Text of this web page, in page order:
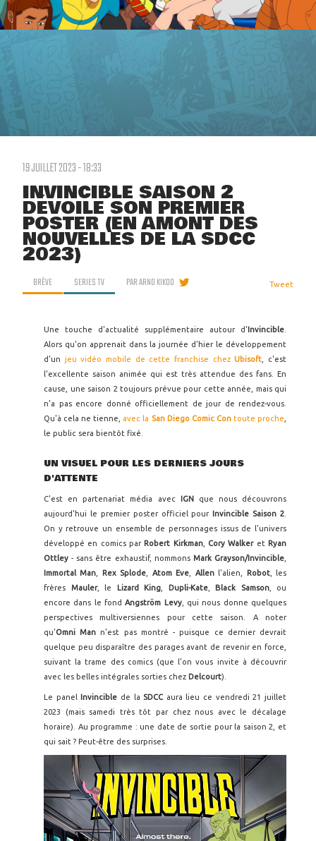
19 JUILLET 2023 - 18:33
INVINCIBLE SAISON 2
DÉVOILE SON PREMIER
POSTER (EN AMONT DES
NOUVELLES DE LA SDCC
2023)
BRÈVE SERIES TV PARARNO KIKOO Tweet
Une touche d'actualité supplémentaire autour d'Invincible
Alors qu'on apprenait dans la journée d'hier le développement
d'un jeu vidéo mobile de cette franchise chezUbisoft , c'est
l'excellente saison animée qui est très attendue des fans. En
cause, une saison 2 toujours prévue pour cette année, mais qui
n'a pas encore donné officiellement de jour de rendez-vous.
Qu'à cela ne tienne, avec la San Diego Comic Con toute proche
le public sera bientôt fixé.
UN VISUEL POUR LES DERNIERS JOURS
D'ATTENTE
C'est en partenariat média avec IGN
que nous découvrons
aujourd'hui le premier poster officiel pour Invincible Saison 2
On y retrouve un ensemble de personnages issus de l'univers
développé en comics par Robert Kirkman, Cory Walkeret Ryan
Ottley - sans être exhaustif, nommons Mark Grayson/Invincible
Immortal Man
Rex Splode Atom Eve Allen l'alien, Robot, les
frères Mauler, le Lizard King Dupli-Kate, Black Samson, ou
encore dans le fondAngström Levy, qui nous donne quelques
perspectives multiversiennes pour cette saison. A noter
qu'Omni Mann'est pas montré - puisque ce dernier devrait
quelque peu disparaître des parages avant de revenir en force,
suivant la trame des comics (que l'on vous invite à découvrir
avec les belles intégrales sorties chez Delcourt).
Le panel Invincible de la SDCC aura lieu ce vendredi 21 juillet
2023 (mais samedi très tôt par chez nous avec le décalage
horaire). Au programme : une date de sortie pour la saison 2, et
qui sait ? Peut-être des surprises.